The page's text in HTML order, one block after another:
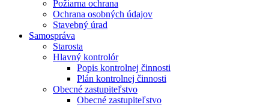
Požiarna ochrana
Ochrana osobných údajov
Stavebný úrad
Samospráva
Starosta
Hlavný kontrolór
Popis kontrolnej činnosti
Plán kontrolnej činnosti
Obecné zastupiteľstvo
Obecné zastupiteľstvo